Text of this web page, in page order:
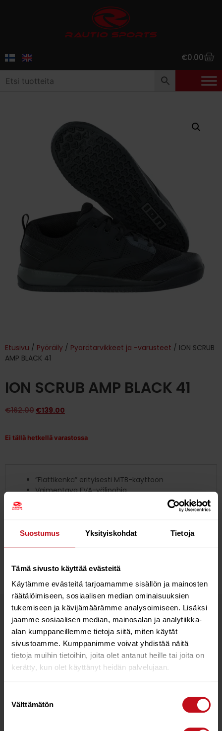
Suostumus Yksityiskohdat Tietoja
Tämä sivusto käyttää evästeitä
Käytämme evästeitä tarjoamamme sisällön ja mainosten
räätälöimiseen, sosiaalisen median ominaisuuksien
tukemiseen ja kävijämäärämme analysoimiseen. Lisäksi
jaamme sosiaalisen median, mainosalan ja analytiikka-
alan kumppaneillemme tietoja siitä, miten käytät
sivustoamme. Kumppanimme voivat yhdistää näitä
tietoja muihin tietoihin, joita olet antanut heille tai joita on
kerätty, kun olet käyttänyt heidän palvelujaan.
valinta
Välttämätön
€0.00
Etusivu / Pyöräily / Pyörätarvikkeet ja -varusteet / ION SCRUB
AMP BLACK 41
ION SCRUB AMP BLACK 41
€162.00 €139.00
Ei tällä hetkellä varastossa
”Flättikenkä” erityisesti MTB-käyttöön
Vaimentava EVA-välipohja
Optimoitu jäykkyys pituus- ja leveyssuuntaan
Erilliset pitoalueet poljinalueelle sekä kärki- ja
Korkeampi sisäreuna ja toppaus nilkan suojaksi
Mukava jalassa pitkilläkin ajoreissuilla
Tutustu myös